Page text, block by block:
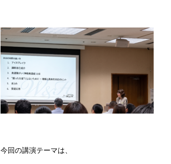
今回の講演テーマは、